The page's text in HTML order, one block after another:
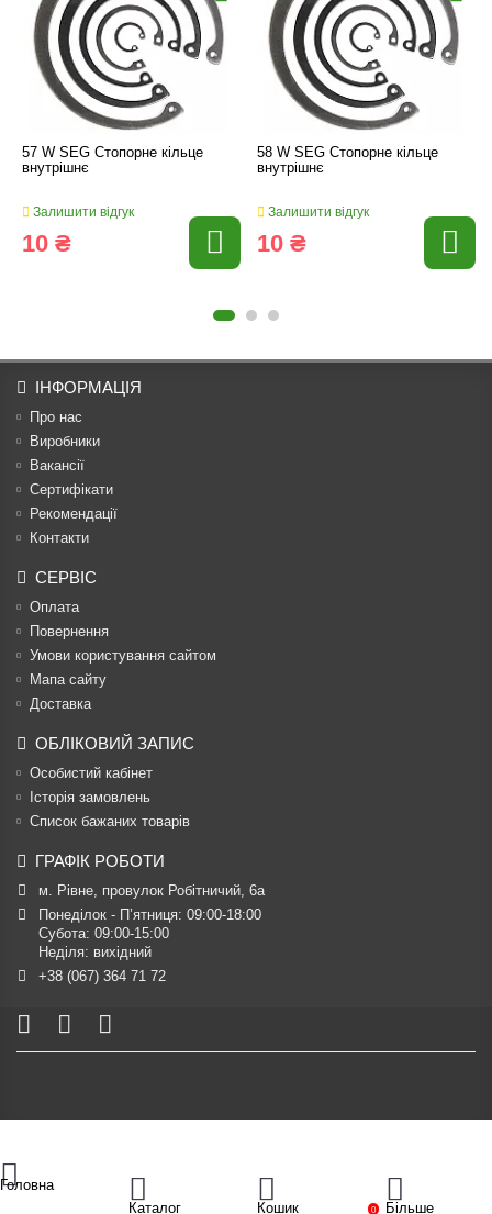
57 W SEG Стопорне кільце
внутрішнє
Залишити відгук
10 ₴
58 W SEG Стопорне кільце
внутрішнє
Залишити відгук
10 ₴
ІНФОРМАЦІЯ
Про нас
Виробники
Вакансії
Сертифікати
Рекомендації
Контакти
СЕРВІС
Оплата
Повернення
Умови користування сайтом
Мапа сайту
Доставка
ОБЛІКОВИЙ ЗАПИС
Особистий кабінет
Історія замовлень
Список бажаних товарів
ГРАФІК РОБОТИ
м. Рівне, провулок Робітничий, 6а
Понеділок - П’ятниця: 09:00-18:00
Субота: 09:00-15:00
Неділя: вихідний
+38 (067) 364 71 72
Головна
Каталог
Кошик 0 Більше